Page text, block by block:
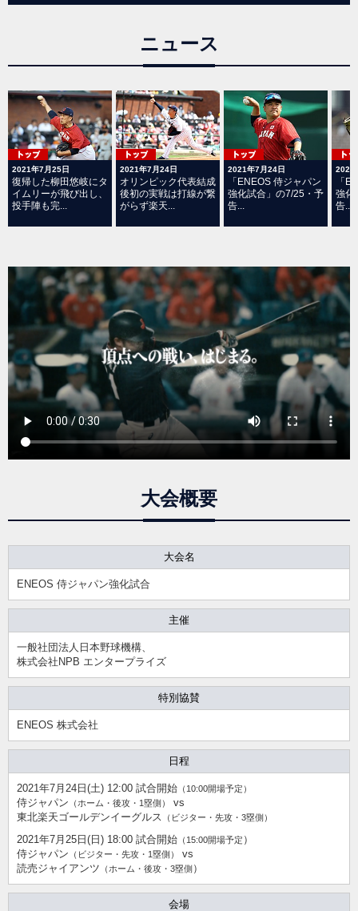
ニュース
2021年7月25日
復帰した柳田悠岐にタ
イムリーが飛び出し、
投手陣も完...
2021年7月24日
オリンピック代表結成
後初の実戦は打線が繋
がらず楽天...
2021年7月24日
「ENEOS 侍ジャパン
強化試合」の7/25・予
告...
2021
「
強化
告...
大会概要
大会名
ENEOS 侍ジャパン強化試合
主催
一般社団法人日本野球機構、
株式会社NPB エンタープライズ
特別協賛
ENEOS 株式会社
日程
2021年7月24日(土) 12:00 試合開始 （10:00開場予定）
侍ジャパン （ホーム・後攻・1塁側）
vs
東北楽天ゴールデンイーグルス
（ビジター・先攻・3塁側）
2021年7月25日(日) 18:00 試合開始 （15:00開場予定 ）
侍ジャパン （ビジター・先攻・1塁側）
vs
読売ジャイアンツ （ホーム・後攻・3塁側 ）
会場